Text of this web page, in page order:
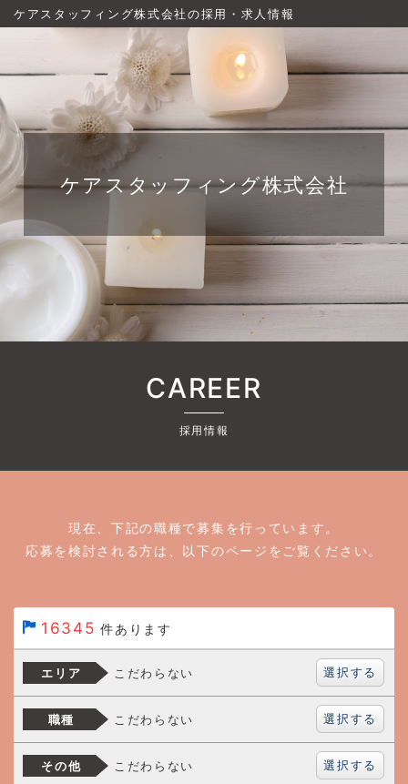
ケアスタッフィング株式会社の採用・求人情報
ケアスタッフィング株式会社
CAREER
採用情報
現在、下記の職種で募集を行っています。
応募を検討される方は、以下のページをご覧ください。
16345 件あります
エリア こだわらない 選択する
職種 こだわらない 選択する
その他 こだわらない 選択する